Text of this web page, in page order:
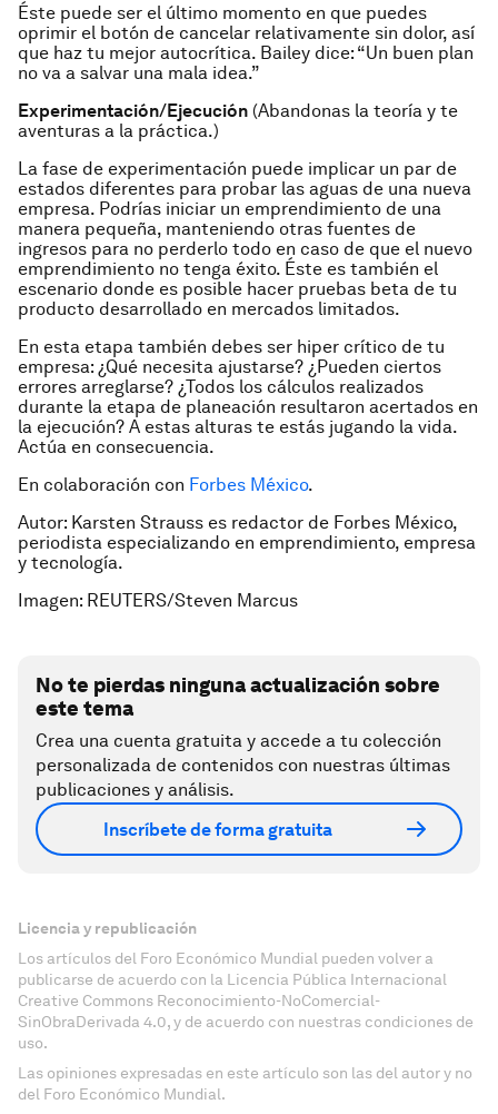
Éste puede ser el último momento en que puedes
oprimir el botón de cancelar relativamente sin dolor, así
que haz tu mejor autocrítica. Bailey dice: “Un buen plan
no va a salvar una mala idea.”
Experimentación/Ejecución (Abandonas la teoría y te
aventuras a la práctica.)
La fase de experimentación puede implicar un par de
estados diferentes para probar las aguas de una nueva
empresa. Podrías iniciar un emprendimiento de una
manera pequeña, manteniendo otras fuentes de
ingresos para no perderlo todo en caso de que el nuevo
emprendimiento no tenga éxito. Éste es también el
escenario donde es posible hacer pruebas beta de tu
producto desarrollado en mercados limitados.
En esta etapa también debes ser hiper crítico de tu
empresa: ¿Qué necesita ajustarse? ¿Pueden ciertos
errores arreglarse? ¿Todos los cálculos realizados
durante la etapa de planeación resultaron acertados en
la ejecución? A estas alturas te estás jugando la vida.
Actúa en consecuencia.
En colaboración con Forbes México.
Autor: Karsten Strauss es redactor de Forbes México,
periodista especializando en emprendimiento, empresa
y tecnología.
Imagen: REUTERS/Steven Marcus
No te pierdas ninguna actualización sobre
este tema
Crea una cuenta gratuita y accede a tu colección
personalizada de contenidos con nuestras últimas
publicaciones y análisis.
Inscríbete de forma gratuita
Licencia y republicación
Los artículos del Foro Económico Mundial pueden volver a
publicarse de acuerdo con la Licencia Pública Internacional
Creative Commons Reconocimiento-NoComercial-
SinObraDerivada 4.0, y de acuerdo con nuestras condiciones de
uso.
Las opiniones expresadas en este artículo son las del autor y no
del Foro Económico Mundial.